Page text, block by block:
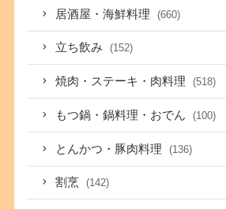
居酒屋・海鮮料理 (660)
立ち飲み (152)
焼肉・ステーキ・肉料理 (518)
もつ鍋・鍋料理・おでん (100)
とんかつ・豚肉料理 (136)
割烹 (142)